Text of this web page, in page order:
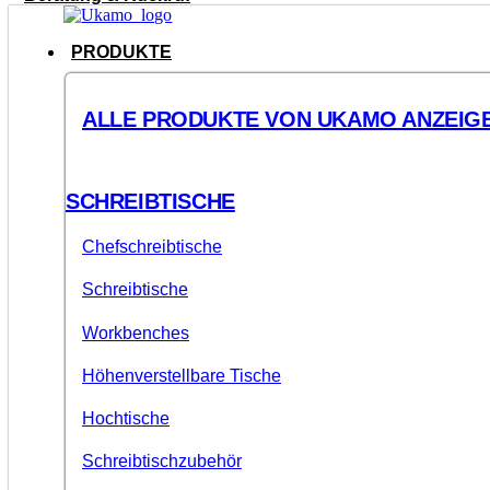
PRODUKTE
ALLE PRODUKTE VON UKAMO
SCHREIBTISCHE
Chefschreibtische
Schreibtische
Workbenches
Höhenverstellbare Tische
Hochtische
Schreibtischzubehör